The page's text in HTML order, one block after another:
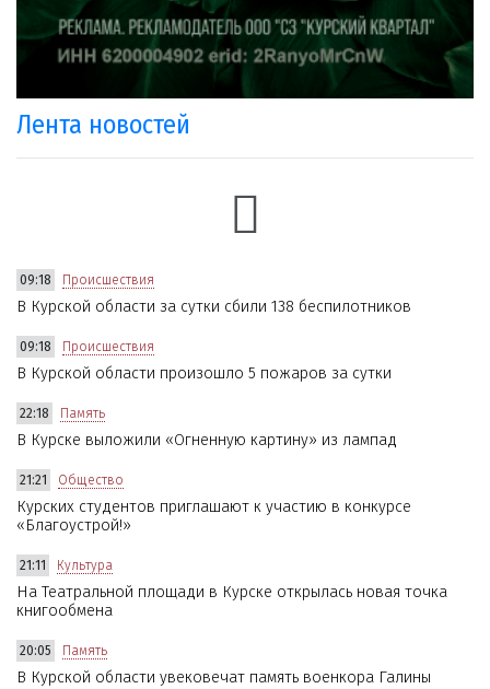
Лента новостей
09:18 Происшествия
В Курской области за сутки сбили 138 беспилотников
09:18 Происшествия
В Курской области произошло 5 пожаров за сутки
22:18 Память
В Курске выложили «Огненную картину» из лампад
21:21 Общество
Курских студентов приглашают к участию в конкурсе
«Благоустрой!»
21:11 Культура
На Театральной площади в Курске открылась новая точка
книгообмена
20:05 Память
В Курской области увековечат память военкора Галины